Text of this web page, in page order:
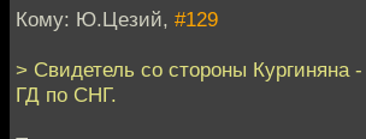
Кому: Ю.Цезий, #129
> Свидетель со стороны Кургиняна
ГД по СНГ.